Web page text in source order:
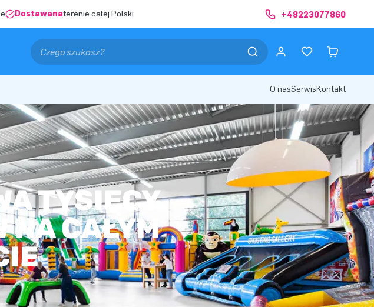
Dostawanaterenie całej Polski +48223077860
O nasSerwisKontakt
TYSIĘCY
NA CAŁYM